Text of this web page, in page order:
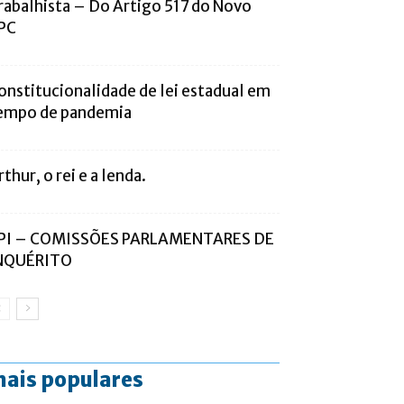
– Do Artigo 517 do Novo
de lei estadual em
de pandemia
o rei e a lenda.
– COMISSÕES PARLAMENTARES DE
populares